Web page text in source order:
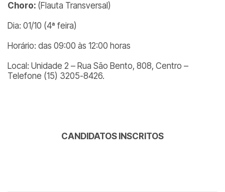
Choro: (Flauta Transversal)
Dia: 01/10 (4ª feira)
Horário: das 09:00 às 12:00 horas
Local: Unidade 2 – Rua São Bento, 808, Centro –
Telefone (15) 3205-8426.
CANDIDATOS INSCRITOS